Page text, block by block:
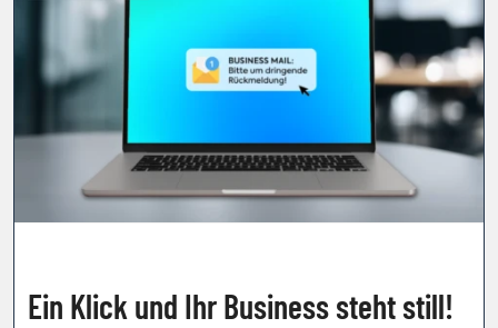
Ein Klick und Ihr Business steht still!